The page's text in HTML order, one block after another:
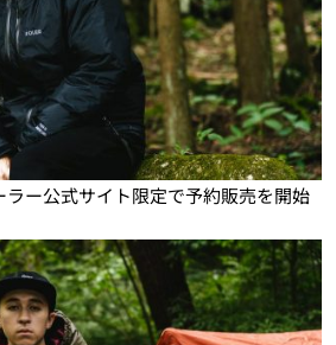
ー公式サイト限定で予約販売を開始